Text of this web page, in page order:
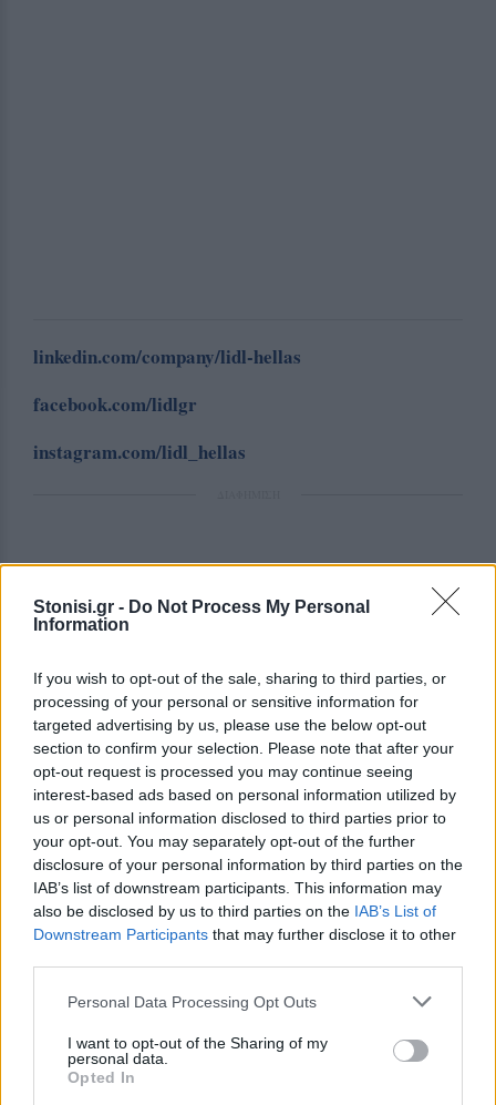
Stonisi.gr - Do Not Process My Personal
Information
If you wish to opt-out of the sale, sharing to third parties, or
processing of your personal or sensitive information for
targeted advertising by us, please use the below opt-out
section to confirm your selection. Please note that after your
opt-out request is processed you may continue seeing
interest-based ads based on personal information utilized by
us or personal information disclosed to third parties prior to
your opt-out. You may separately opt-out of the further
disclosure of your personal information by third parties on the
IAB’s list of downstream participants. This information may
also be disclosed by us to third parties on the IAB’s List of
Downstream Participants that may further disclose it to other
Personal Data Processing Opt Outs
I want to opt-out of the Sharing of my
personal data.
Opted In
linkedin.com/company/lidl-hellas
facebook.com/lidlgr
instagram.com/lidl_hellas
tiktok.com/@lidlhellas